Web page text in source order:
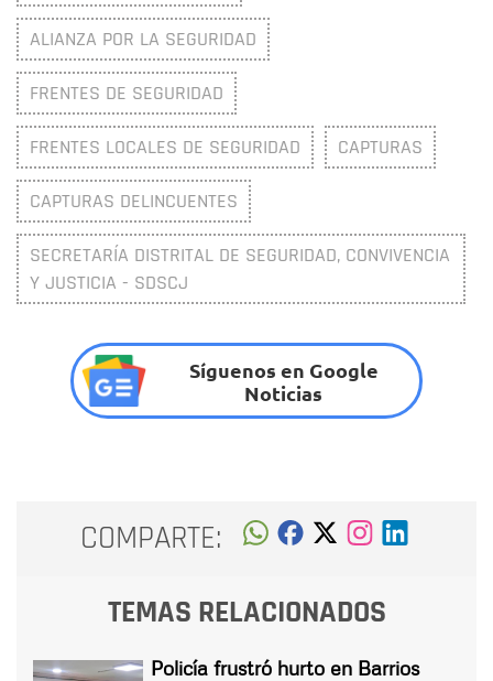
ALIANZA POR LA SEGURIDAD
FRENTES DE SEGURIDAD
FRENTES LOCALES DE SEGURIDAD CAPTURAS
CAPTURAS DELINCUENTES
SECRETARÍA DISTRITAL DE SEGURIDAD, CONVIVENCIA
Y JUSTICIA - SDSCJ
Síguenos en Google
Noticias
COMPARTE:
TEMAS RELACIONADOS
Policía frustró hurto en Barrios